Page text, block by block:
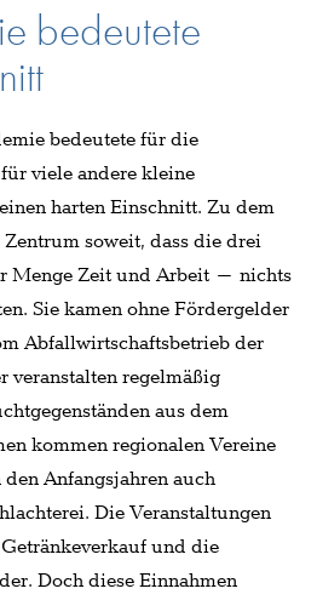
bedeutete
bedeutete für die
viele andere kleine
harten Einschnitt. Zu dem
soweit, dass die drei
Menge Zeit und Arbeit – nichts
Sie kamen ohne Fördergelder
Abfallwirtschaftsbetrieb der
veranstalten regelmäßig
aus dem
kommen regionalen Vereine
Anfangsjahren auch
Die Veranstaltungen
und die
Doch diese Einnahmen